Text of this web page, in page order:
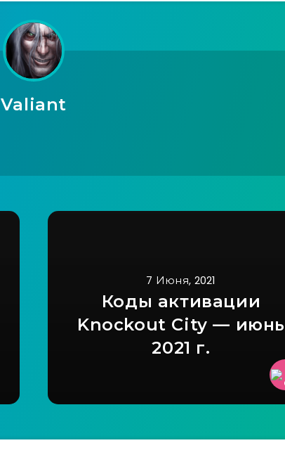
Valiant
7 Июня, 2021
Коды активации
Knockout City — июнь
2021 г.